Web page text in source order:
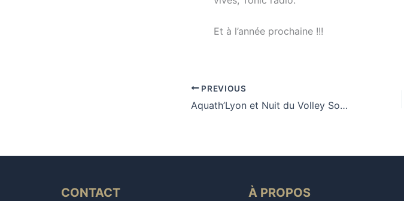
Et à l’année prochaine !!!
PREVIOUS
Aquath’Lyon et Nuit du Volley Solidaire !!!
CONTACT À PROPOS